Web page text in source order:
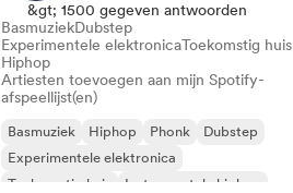
&gt; 1500 gegeven antwoorden
BasmuziekDubstep
Experimentele elektronicaToekomstig huis
Hiphop
Artiesten toevoegen aan mijn Spotify-
afspeellijst(en)
Basmuziek Hiphop Phonk
Dubstep
Experimentele elektronica
Toekomstig huis
Instrumentale hiphop